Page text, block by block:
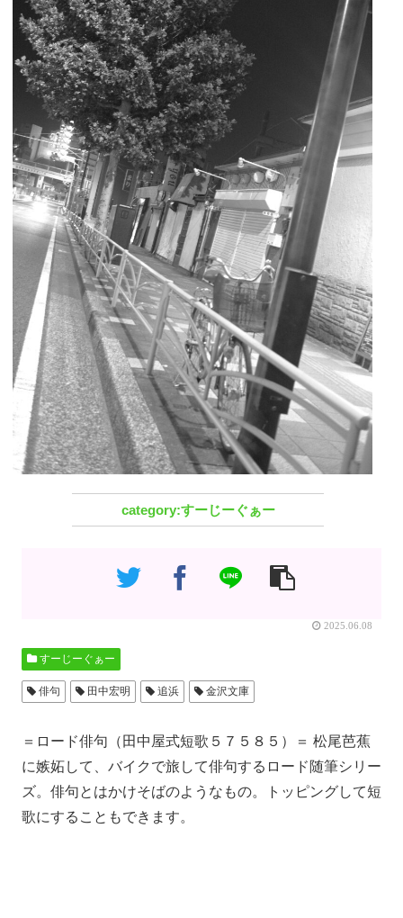
すーじーぐぁー
2025.06.08
すーじーぐぁー
俳句 田中宏明 追浜 金沢文庫
＝ロード俳句（田中屋式短歌５７５８５）＝ 松尾芭蕉
に嫉妬して、バイクで旅して俳句するロード随筆シリー
ズ。俳句とはかけそばのようなもの。トッピングして短
歌にすることもできます。